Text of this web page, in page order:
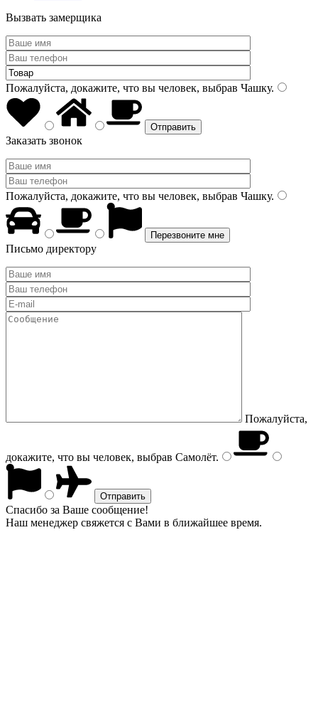
Вызвать замерщика
Пожалуйста, докажите, что вы человек, выбрав Чашку.
Заказать звонок
Пожалуйста, докажите, что вы человек, выбрав Чашку.
Письмо директору
Пожалуйста,
докажите, что вы человек, выбрав Самолёт.
Спасибо за Ваше сообщение!
Наш менеджер свяжется с Вами в ближайшее время.